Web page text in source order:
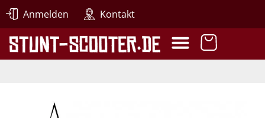
Anmelden Kontakt